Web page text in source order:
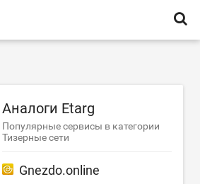
Аналоги Etarg
Популярные сервисы в категории
Тизерные сети
Gnezdo.online